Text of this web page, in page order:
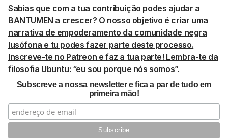
Sabias que com a tua contribuição podes ajudar a
BANTUMEN a crescer? O nosso objetivo é criar uma
narrativa de empoderamento da comunidade negra
lusófona e tu podes fazer parte deste processo.
Inscreve-te no Patreon e faz a tua parte! Lembra-te da
filosofia Ubuntu: “eu sou porque nós somos”.
Subscreve a nossa newsletter e fica a par de tudo em
primeira mão!